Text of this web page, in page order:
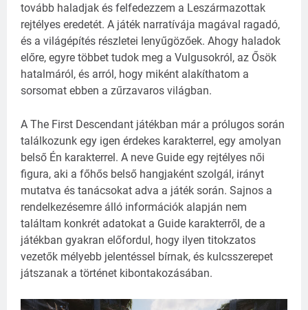
tovább haladjak és felfedezzem a Leszármazottak
rejtélyes eredetét. A játék narratívája magával ragadó,
és a világépítés részletei lenyűgözőek. Ahogy haladok
előre, egyre többet tudok meg a Vulgusokról, az Ősök
hatalmáról, és arról, hogy miként alakíthatom a
sorsomat ebben a zűrzavaros világban.
A The First Descendant játékban már a prólugos során
találkozunk egy igen érdekes karakterrel, egy amolyan
belső Én karakterrel. A neve Guide egy rejtélyes női
figura, aki a főhős belső hangjaként szolgál, irányt
mutatva és tanácsokat adva a játék során. Sajnos a
rendelkezésemre álló információk alapján nem
találtam konkrét adatokat a Guide karakterről, de a
játékban gyakran előfordul, hogy ilyen titokzatos
vezetők mélyebb jelentéssel bírnak, és kulcsszerepet
játszanak a történet kibontakozásában.